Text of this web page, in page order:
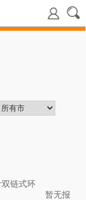
链式环
暂无报